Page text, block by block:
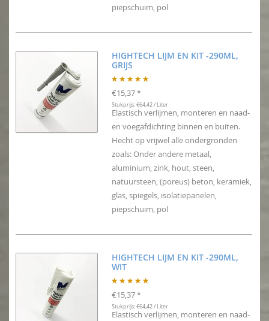
piepschuim, pol
HIGHTECH LIJM EN KIT -290ML,
GRIJS
€15,37 *
Stukprijs: €64,42 / Liter
Elastisch verlijmen, monteren en naad-
en voegafdichting binnen en buiten.
Hecht op vrijwel alle ondergronden
zoals: Onder andere metaal,
aluminium, zink, hout, steen,
natuursteen, (poreus) beton, keramiek,
glas, spiegels, isolatiepanelen,
piepschuim, pol
HIGHTECH LIJM EN KIT -290ML,
WIT
€15,37 *
Stukprijs: €64,42 / Liter
Elastisch verlijmen, monteren en naad-